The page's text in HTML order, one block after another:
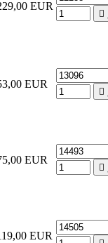
EUR

EUR

EUR

EUR